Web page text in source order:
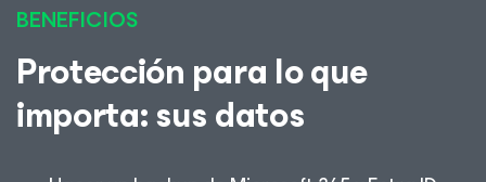
BENEFICIOS
Protección para lo que
importa: sus datos